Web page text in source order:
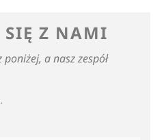
SIĘ Z NAMI
a nasz zespół